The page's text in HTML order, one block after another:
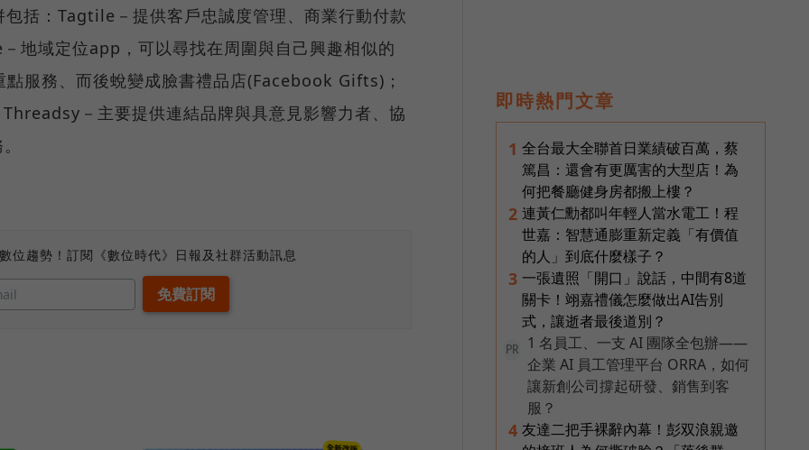
括：Tagtile－提供客戶忠誠度管理、商業行動付款
地域定位app，可以尋找在周圍與自己興趣相似的
服務、而後蛻變成臉書禮品店(Facebook Gifts)；
－主要提供連結品牌與具意見影響力者、協
位趨勢！訂閱《數位時代》日報及社群活動訊息
即時熱門文章
1 全台最大全聯首日業績破百萬，蔡
篤昌：還會有更厲害的大型店！為
何把餐廳健身房都搬上樓？
2 連黃仁勳都叫年輕人當水電工！程
世嘉：智慧通膨重新定義「有價值
的人」到底什麼樣子？
3 一張遺照「開口」說話，中間有8道
關卡！翊嘉禮儀怎麼做出AI告別
式，讓逝者最後道別？
PR
1 名員工、一支 AI 團隊全包辦——
企業 AI 員工管理平台 ORRA，如何
讓新創公司撐起研發、銷售到客
服？
4 友達二把手裸辭內幕！彭双浪親邀